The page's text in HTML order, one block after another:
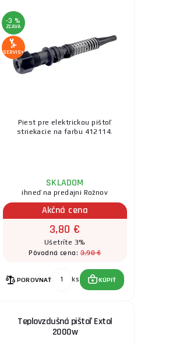
29,50 €
SKLADOM
ks KÚPIŤ
SKLADOM u dodávateľa
ks
10,80 €
4,20 €
ks
-3 %
ZĽAVA
SERVIS+
Piest pre elektrickou pištoľ
striekacie na farbu 412114.
SKLADOM
ihneď na predajni Rožnov
Akčná cena
3,80 €
Ušetríte 3%
Pôvodná cena:3,90 €
POROVNAŤ ks KÚPIŤ
Teplovzdušná pištoľ Extol
2000w